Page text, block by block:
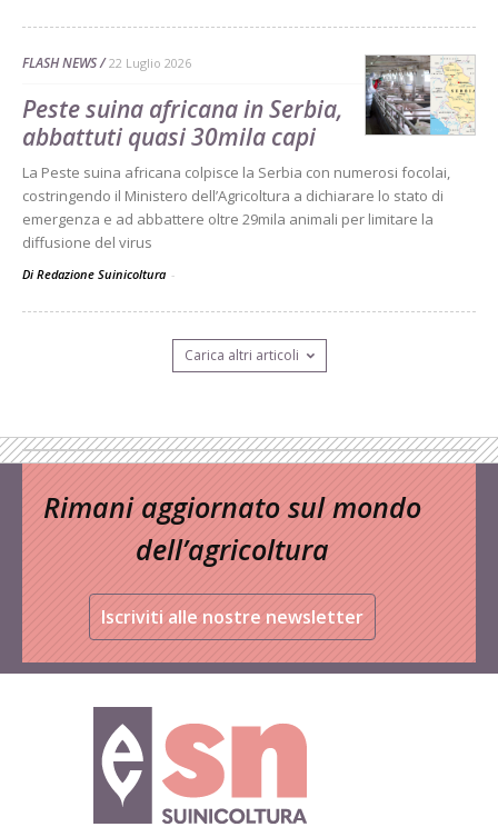
FLASH NEWS 22 Luglio 2026
Peste suina africana in Serbia,
abbattuti quasi 30mila capi
La Peste suina africana colpisce la Serbia con numerosi focolai,
costringendo il Ministero dell’Agricoltura a dichiarare lo stato di
emergenza e ad abbattere oltre 29mila animali per limitare la
diffusione del virus
Di Redazione Suinicoltura -
Carica altri articoli
Rimani aggiornato sul mondo
dell’agricoltura
Iscriviti alle nostre newsletter